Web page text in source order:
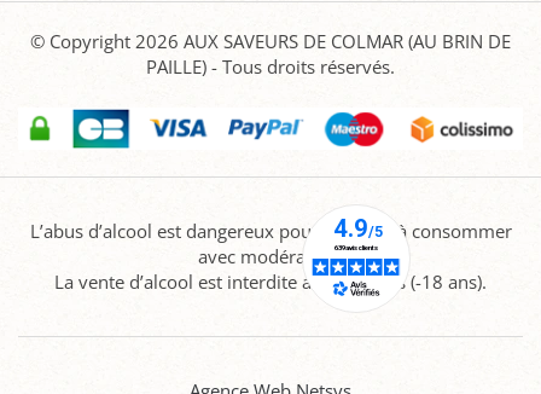
© Copyright 2026 AUX SAVEURS DE COLMAR (AU BRIN DE
PAILLE) - Tous droits réservés.
L’abus d’alcool est dangereux pour la santé, à consommer
avec modération.
La vente d’alcool est interdite aux mineurs (-18 ans).